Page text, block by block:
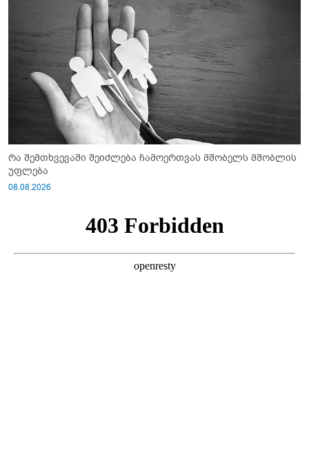
რა შემთხვევაში შეიძლება ჩამოერთვას მშობელს მშობლის
უფლება
08.08.2026